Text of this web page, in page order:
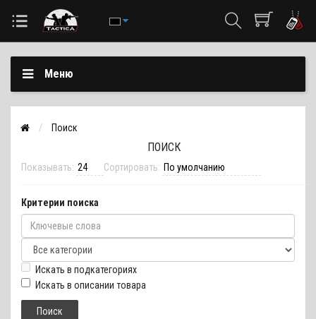
Меню
Поиск
ПОИСК
Показывать: Сортировать:
Критерии поиска
Искать в подкатегориях
Искать в описании товара